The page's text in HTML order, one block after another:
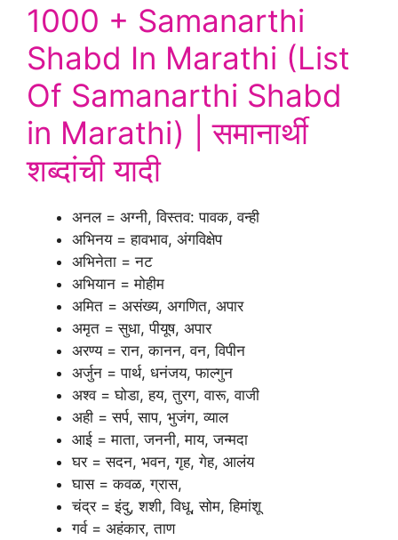
1000 + Samanarthi
Shabd In Marathi (List
Of Samanarthi Shabd
in Marathi) | समानार्थी
शब्दांची यादी
अनल = अग्नी, विस्तव: पावक, वन्ही
अभिनय = हावभाव, अंगविक्षेप
अभिनेता = नट
अभियान = मोहीम
अमित = असंख्य, अगणित, अपार
अमृत = सुधा, पीयूष, अपार
अरण्य = रान, कानन, वन, विपीन
अर्जुन = पार्थ, धनंजय, फाल्गुन
अश्व = घोडा, हय, तुरग, वारू, वाजी
अही = सर्प, साप, भुजंग, व्याल
आई = माता, जननी, माय, जन्मदा
घर = सदन, भवन, गृह, गेह, आलंय
घास = कवळ, ग्रास,
चंद्र = इंदु, शशी, विधू, सोम, हिमांशू
गर्व = अहंकार, ताण